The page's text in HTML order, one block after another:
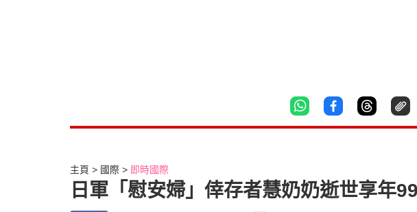
主頁 國際 即時國際
日軍「慰安婦」倖存者慧奶奶逝世享年